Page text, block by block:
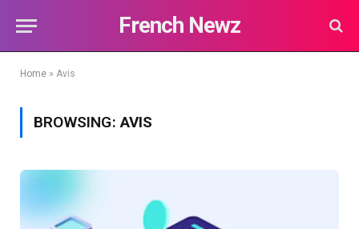
French Newz
Home » Avis
BROWSING:AVIS